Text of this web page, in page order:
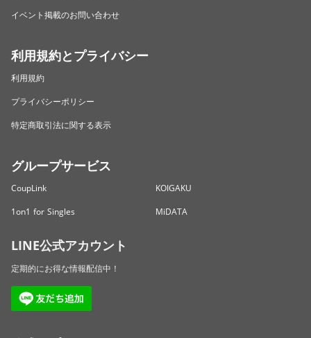
イベント掲載のお問い合わせ
利用規約とプライバシー
利用規約
プライバシーポリシー
特定商取引法に関する表示
グループサービス
CoupLink
KOIGAKU
1on1 for Singles
MiDATA
LINE公式アカウント
定期的にお得な情報配信中！